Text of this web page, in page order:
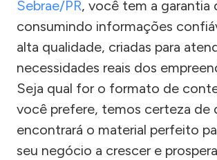
Sebrae/PR, você tem a garantia
consumindo informações
alta qualidade, criadas para
necessidades reais dos
Seja qual for o formato de
você prefere, temos certeza de
encontrará o material perfeito
seu negócio a crescer e